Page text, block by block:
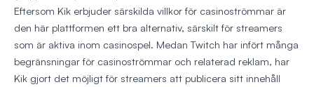
Eftersom Kik erbjuder särskilda villkor för casinoströmmar är
den här plattformen ett bra alternativ, särskilt för streamers
som är aktiva inom casinospel. Medan Twitch har infört många
begränsningar för casinoströmmar och relaterad reklam, har
Kik gjort det möjligt för streamers att publicera sitt innehåll